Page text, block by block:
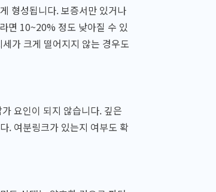
형성됩니다. 보증서만 있거나
면 10~20% 정도 낮아질 수 있
가 크게 떨어지지 않는 경우도
요인이 되지 않습니다. 깊은
. 여분링크가 있는지 여부도 확